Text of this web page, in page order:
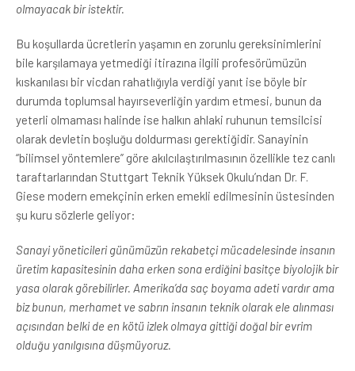
olmayacak bir istektir.
Bu koşullarda ücretlerin yaşamın en zorunlu gereksinimlerini
bile karşılamaya yetmediği itirazına ilgili profesörümüzün
kıskanılası bir vicdan rahatlığıyla verdiği yanıt ise böyle bir
durumda toplumsal hayırseverliğin yardım etmesi, bunun da
yeterli olmaması halinde ise halkın ahlaki ruhunun temsilcisi
olarak devletin boşluğu doldurması gerektiğidir. Sanayinin
“bilimsel yöntemlere” göre akılcılaştırılmasının özellikle tez canlı
taraftarlarından Stuttgart Teknik Yüksek Okulu’ndan Dr. F.
Giese modern emekçinin erken emekli edilmesinin üstesinden
şu kuru sözlerle geliyor:
Sanayi yöneticileri günümüzün rekabetçi mücadelesinde insanın
üretim kapasitesinin daha erken sona erdiğini basitçe biyolojik bir
yasa olarak görebilirler. Amerika’da saç boyama adeti vardır ama
biz bunun, merhamet ve sabrın insanın teknik olarak ele alınması
açısından belki de en kötü izlek olmaya gittiği doğal bir evrim
olduğu yanılgısına düşmüyoruz.